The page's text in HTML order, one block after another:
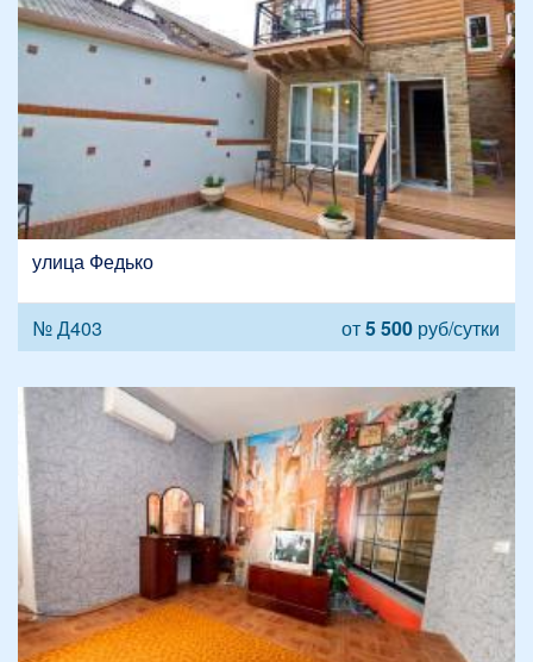
улица Федько
№ Д403 от5 500 руб/сутки